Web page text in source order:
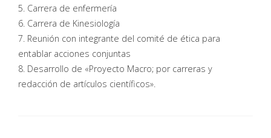
5. Carrera de enfermería
6. Carrera de Kinesiología
7. Reunión con integrante del comité de ética para
entablar acciones conjuntas
8. Desarrollo de «Proyecto Macro; por carreras y
redacción de artículos científicos».